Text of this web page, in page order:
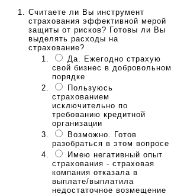
Считаете ли Вы инструмент
страхования эффективной мерой
защиты от рисков? Готовы ли Вы
выделять расходы на
страхование?
Да. Ежегодно страхую
свой бизнес в добровольном
порядке
Пользуюсь
страхованием
исключительно по
требованию кредитной
организации
Возможно. Готов
разобраться в этом вопросе
Имею негативный опыт
страхования - страховая
компания отказала в
выплате/выплатила
недостаточное возмещение